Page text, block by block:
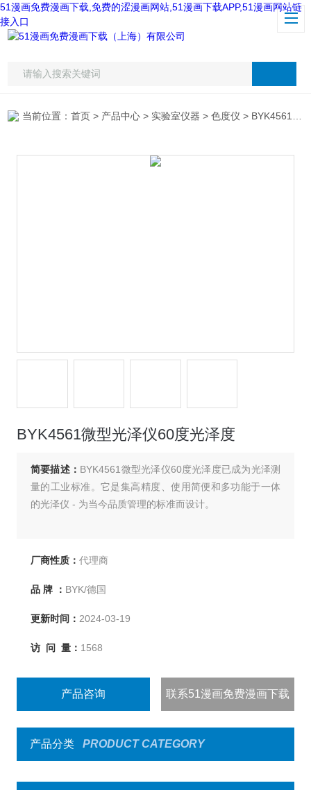
51漫画免费漫画下载,免费的涩漫画网站,51漫画下载APP,51漫画网站链
接入口
当前位置：首页 > 产品中心 > 实验室仪器 >色度仪 > BYK4561微型光泽仪60度光泽度
BYK4561微型光泽仪60度光泽度
简要描述： BYK4561微型光泽仪60度光泽度已成为光泽测
量的工业标准。它是集高精度、使用简便和多功能于一体
的光泽仪 - 为当今品质管理的标准而设计。
厂商性质： 代理商
品 牌 ： BYK/德国
更新时间： 2024-03-19
访 问 量： 1568
产品咨询 联系51漫画免费漫画下载
产品分类 PRODUCT CATEGORY